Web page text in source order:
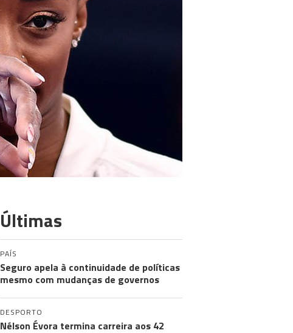
Últimas
PAÍS
Seguro apela à continuidade de políticas
mesmo com mudanças de governos
DESPORTO
Nélson Évora termina carreira aos 42